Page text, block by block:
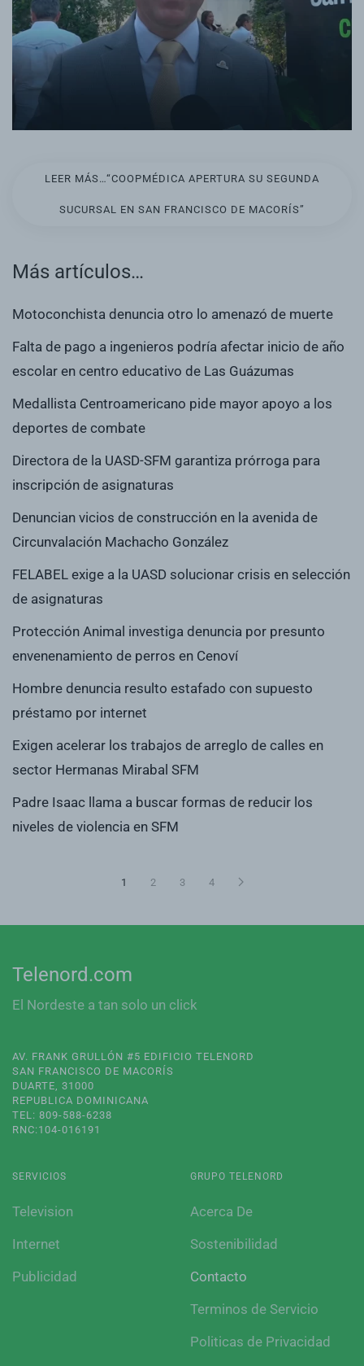
LEER MÁS…“COOPMÉDICA APERTURA SU SEGUNDA
SUCURSAL EN SAN FRANCISCO DE MACORÍS”
Más artículos…
Motoconchista denuncia otro lo amenazó de muerte
Falta de pago a ingenieros podría afectar inicio de año
escolar en centro educativo de Las Guázumas
Medallista Centroamericano pide mayor apoyo a los
deportes de combate
Directora de la UASD-SFM garantiza prórroga para
inscripción de asignaturas
Denuncian vicios de construcción en la avenida de
Circunvalación Machacho González
FELABEL exige a la UASD solucionar crisis en selección
de asignaturas
Protección Animal investiga denuncia por presunto
envenenamiento de perros en Cenoví
Hombre denuncia resulto estafado con supuesto
préstamo por internet
Exigen acelerar los trabajos de arreglo de calles en
sector Hermanas Mirabal SFM
Padre Isaac llama a buscar formas de reducir los
niveles de violencia en SFM
1 2 3 4
Telenord.com
El Nordeste a tan solo un click
AV. FRANK GRULLÓN #5 EDIFICIO TELENORD
SAN FRANCISCO DE MACORÍS
DUARTE, 31000
REPUBLICA DOMINICANA
TEL: 809-588-6238
RNC:104-016191
SERVICIOS
Television
Internet
Publicidad
GRUPO TELENORD
Acerca De
Sostenibilidad
Contacto
Terminos de Servicio
Politicas de Privacidad